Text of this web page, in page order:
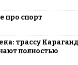
про спорт
трассу
полностью